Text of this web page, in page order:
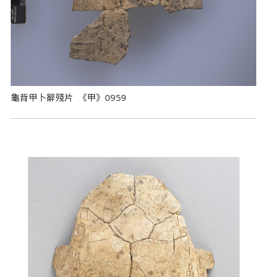
龜背甲卜辭殘片 《甲》0959